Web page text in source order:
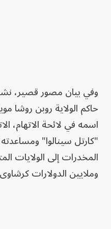
وفي بيان مصور قصير،
حاكم الولاية روبن روشا
اسمه في لائحة الاتهام،
"كارتل سينالوا"
المخدرات إلى الولايات
وملايين الدولارات